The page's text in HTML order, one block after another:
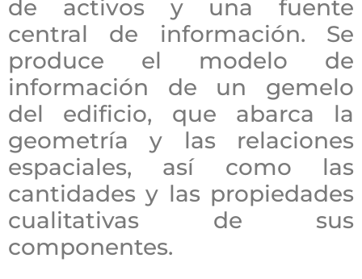
de activos y una fuente
central de información. Se
produce el modelo de
información de un gemelo
del edificio, que abarca la
geometría y las relaciones
espaciales, así como las
cantidades y las propiedades
cualitativas de sus
componentes.